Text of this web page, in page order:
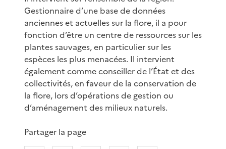
Gestionnaire d’une base de données
anciennes et actuelles sur la flore, il a pour
fonction d’être un centre de ressources sur les
plantes sauvages, en particulier sur les
espèces les plus menacées. Il intervient
également comme conseiller de l’État et des
collectivités, en faveur de la conservation de
la flore, lors d’opérations de gestion ou
d’aménagement des milieux naturels.
Partager la page